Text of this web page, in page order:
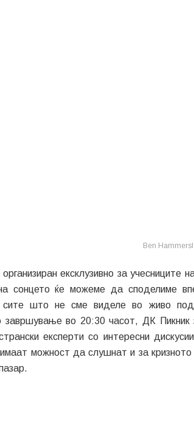
Ben
ексклузивно за учесниците
сонцето ќе можеме да споделиме
сите што не сме виделе во живо
завршување во 20:30 часот, ДК
експерти со интересни
имаат можност да слушнат и за